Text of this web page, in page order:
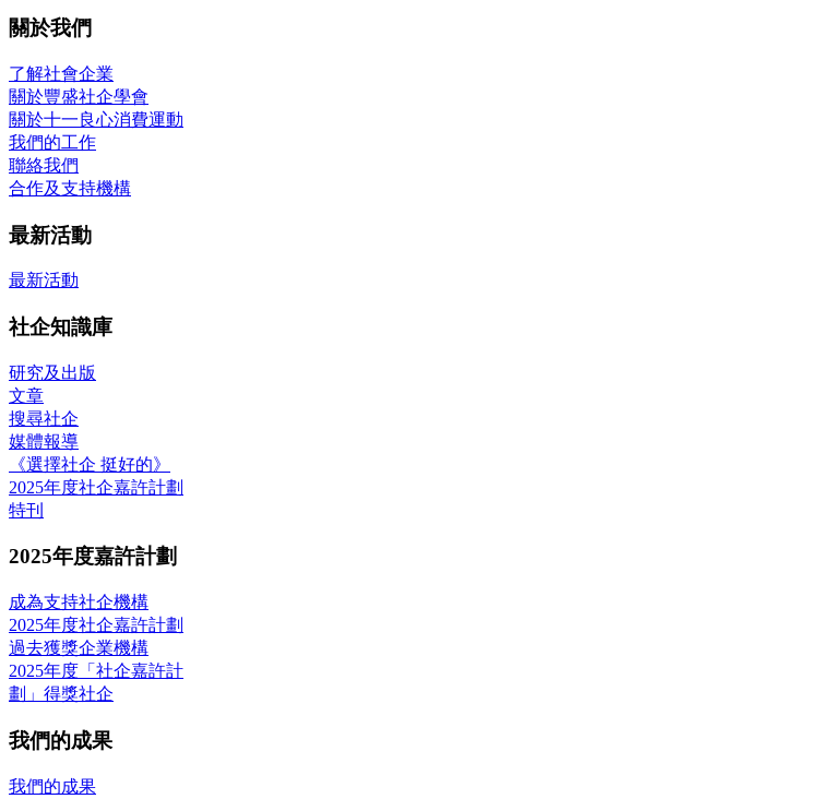
關於我們
了解社會企業
關於豐盛社企學會
關於十一良心消費運動
我們的工作
聯絡我們
合作及支持機構
最新活動
最新活動
社企知識庫
研究及出版
文章
搜尋社企
媒體報導
《選擇社企 挺好的》
2025年度社企嘉許計劃
特刊
2025年度嘉許計劃
成為支持社企機構
2025年度社企嘉許計劃
過去獲獎企業機構
2025年度「社企嘉許計
劃」得獎社企
我們的成果
我們的成果